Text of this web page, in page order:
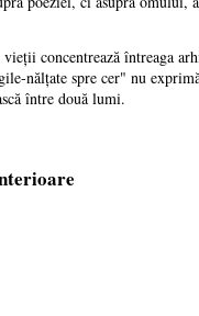
concentrează întreaga
nălțate spre cer" nu
între două lumi.